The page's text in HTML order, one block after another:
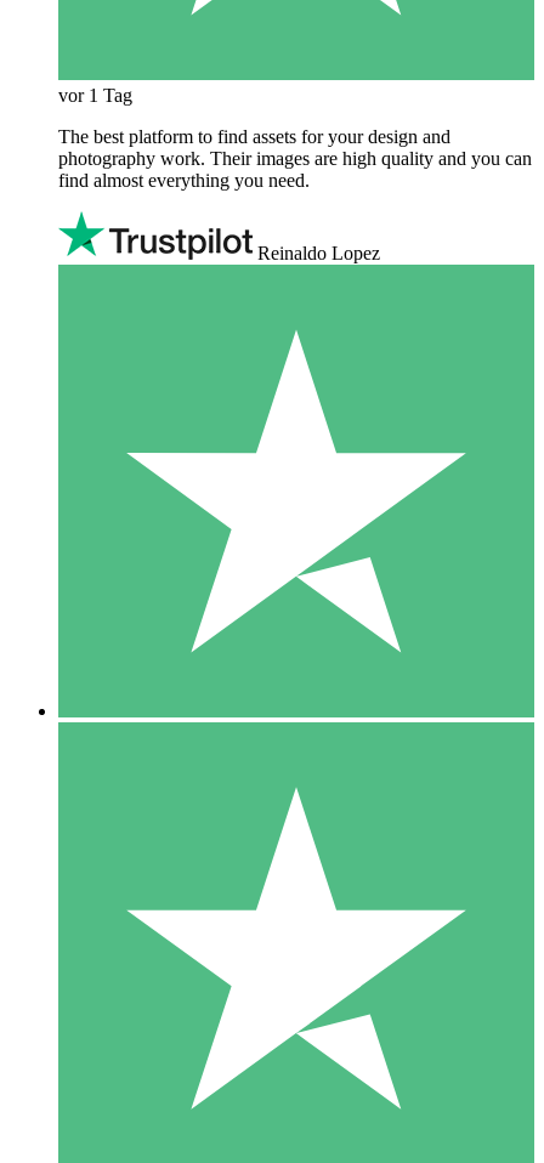
vor 1 Tag
The best platform to find assets for your design and
photography work. Their images are high quality and you can
find almost everything you need.
Reinaldo Lopez